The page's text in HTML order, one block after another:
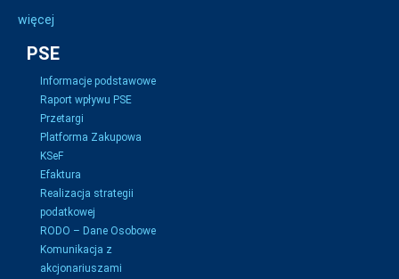
więcej
PSE
Informacje podstawowe
Raport wpływu PSE
Przetargi
Platforma Zakupowa
KSeF
Efaktura
Realizacja strategii
podatkowej
RODO – Dane Osobowe
Komunikacja z
akcjonariuszami